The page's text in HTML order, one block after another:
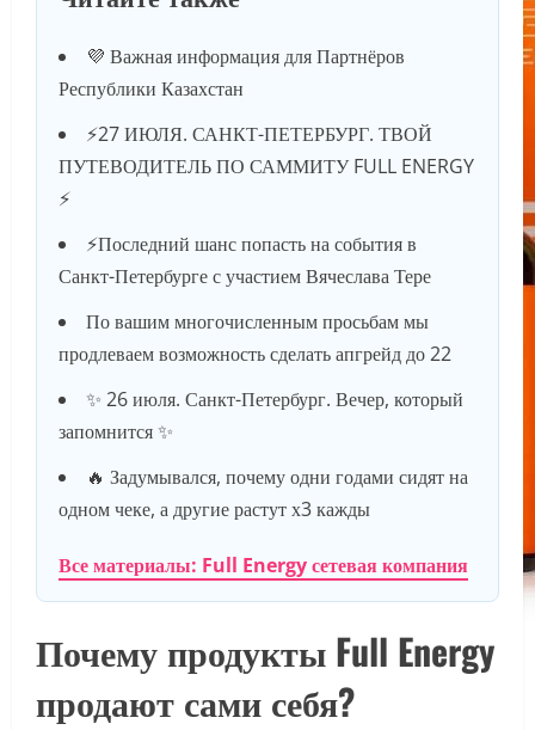
💜 Важная информация для Партнёров
Республики Казахстан
⚡️27 ИЮЛЯ. САНКТ-ПЕТЕРБУРГ. ТВОЙ
ПУТЕВОДИТЕЛЬ ПО САММИТУ FULL ENERGY
⚡️
⚡️Последний шанс попасть на события в
Санкт-Петербурге с участием Вячеслава Тере
По вашим многочисленным просьбам мы
продлеваем возможность сделать апгрейд до 22
✨ 26 июля. Санкт-Петербург. Вечер, который
запомнится ✨
🔥 Задумывался, почему одни годами сидят на
одном чеке, а другие растут х3 кажды
Все материалы: Full Energy сетевая компания
Почему продукты Full Energy
продают сами себя?